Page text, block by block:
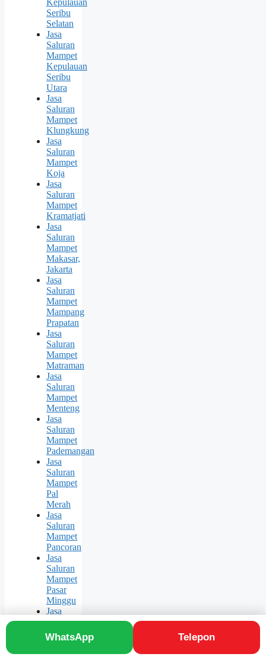
WhatsApp Telepon
Kepulauan
Seribu
Selatan
Jasa
Saluran
Mampet
Kepulauan
Seribu
Utara
Jasa
Saluran
Mampet
Klungkung
Jasa
Saluran
Mampet
Koja
Jasa
Saluran
Mampet
Kramatjati
Jasa
Saluran
Mampet
Makasar,
Jakarta
Jasa
Saluran
Mampet
Mampang
Prapatan
Jasa
Saluran
Mampet
Matraman
Jasa
Saluran
Mampet
Menteng
Jasa
Saluran
Mampet
Pademangan
Jasa
Saluran
Mampet
Pal
Merah
Jasa
Saluran
Mampet
Pancoran
Jasa
Saluran
Mampet
Pasar
Minggu
Jasa
Saluran
Mampet
Pasar
Rebo